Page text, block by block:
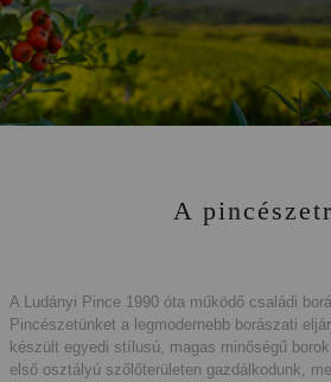
A
A Ludányi Pince 1990 óta működő családi
Pincészetünket a legmodernebb borászati
készült egyedi stílusú, magas minőségű
első osztályú szőlőterületen gazdálkodunk,